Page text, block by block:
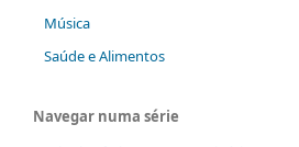
Música
Saúde e Alimentos
Navegar numa série